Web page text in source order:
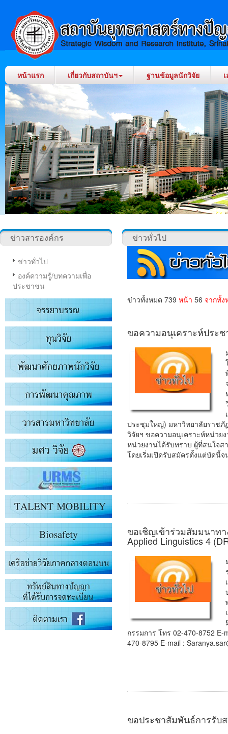
หน้าแรก เกี่ยวกับสถาบันฯ ฐานข้อมูลนักวิจัย
ข่าวสารองค์กร
ข่าวทั่วไป
องค์ความรู้/บทความเพื่อ
ประชาชน
ข่าวทั่วไป
ข่าวทั้งหมด 739 หน้า 56 จากทั้ง
ขอความอนุเคราะห์ประ
ประชุมใหญ่) มหาวิทยาลัยราชภั
วิจัยฯ ขอความอนุเคราะห์หน่วย
หน่วยงานได้รับทราบ ผู้ที่สนใจส
โดยเริ่มเปิดรับสมัครตั้งแต่บัดนี้
ขอเชิญเข้าร่วมสัมมนาท
Applied Linguistics 4
กรรมการ โทร 02-470-8752
470-8795 E-mail :
ขอประชาสัมพันธ์การรับ